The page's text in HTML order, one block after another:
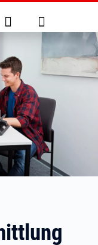
Suche Anmelden